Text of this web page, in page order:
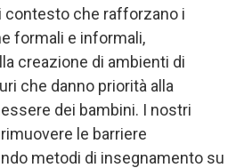
contesto che rafforzano i
formali e informali,
creazione di ambienti di
che danno priorità alla
dei bambini. I nostri
le barriere
metodi di insegnamento su